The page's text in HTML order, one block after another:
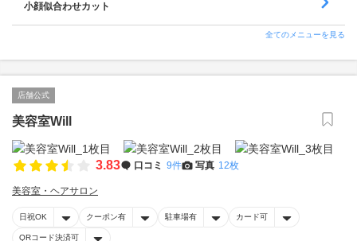
小顔似合わせカット
全てのメニューを見る
店舗公式
美容室Will
3.83 口コミ 9件 写真 12枚
美容室・ヘアサロン
日祝OK クーポン有 駐車場有 カード可
QRコード決済可